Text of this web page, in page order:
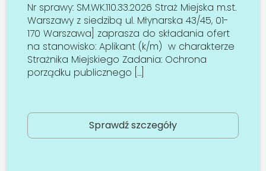
Nr sprawy: SM.WK.110.33.2026 Straż Miejska m.st.
Warszawy z siedzibą ul. Młynarska 43/45, 01-
170 Warszawa] zaprasza do składania ofert
na stanowisko: Aplikant (k/m) w charakterze
Strażnika Miejskiego Zadania: Ochrona
porządku publicznego […]
Sprawdź szczegóły